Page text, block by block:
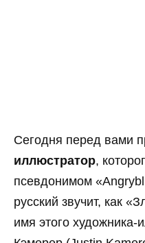
Сегодня перед вами
иллюстратор,
псевдонимом
русский звучит, как
имя этого